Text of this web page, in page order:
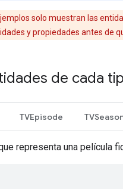
solo muestran las
y propiedades antes de
de cada
TVEpisode
representa una película